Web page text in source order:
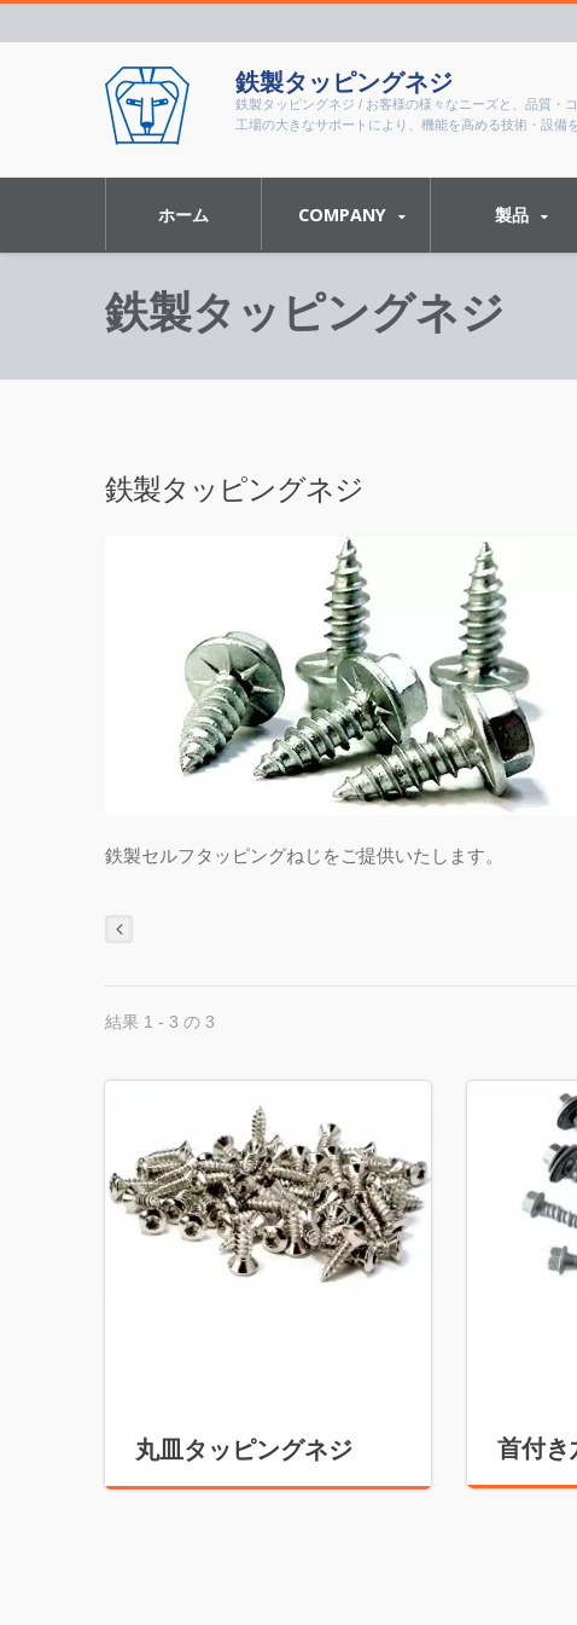
鉄製タッピングネジ
鉄製タッピングネジ / お客様の様々なニーズと、品質・
工場の大きなサポートにより、機能を高める技術・設備
ホーム COMPANY 製品
鉄製タッピングネジ
鉄製タッピングネジ
鉄製セルフタッピングねじをご提供いたします。
結果 1 - 3 の 3
丸皿タッピングネジ 首付き